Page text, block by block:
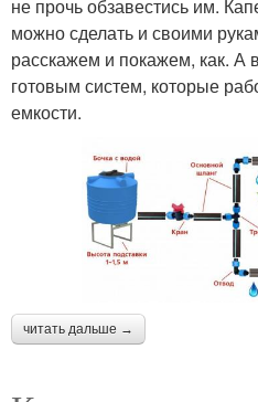
не прочь обзавестись им.
можно сделать и своими
расскажем и покажем, как. А
готовым систем, которые
емкости.
читать дальше →